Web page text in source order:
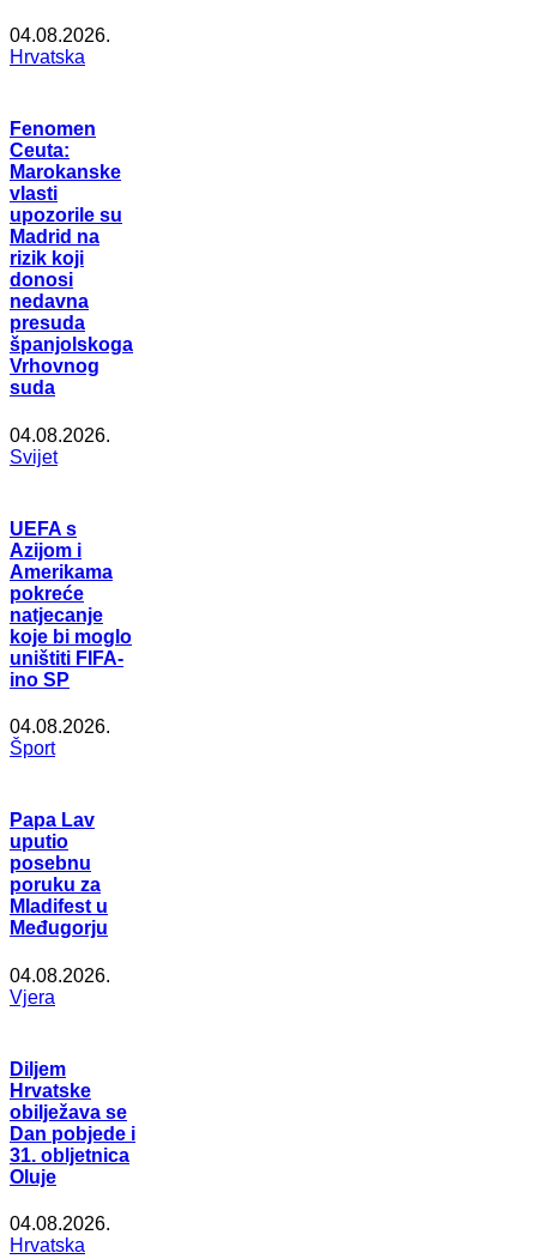
04.08.2026.
Hrvatska
Fenomen
Ceuta:
Marokanske
vlasti
upozorile su
Madrid na
rizik koji
donosi
nedavna
presuda
španjolskoga
Vrhovnog
suda
04.08.2026.
Svijet
UEFA s
Azijom i
Amerikama
pokreće
natjecanje
koje bi moglo
uništiti FIFA-
ino SP
04.08.2026.
Šport
Papa Lav
uputio
posebnu
poruku za
Mladifest u
Međugorju
04.08.2026.
Vjera
Diljem
Hrvatske
obilježava se
Dan pobjede i
31. obljetnica
Oluje
04.08.2026.
Hrvatska